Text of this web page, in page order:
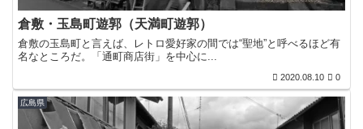
倉敷・玉島町遊郭（天満町遊郭）
倉敷の玉島町と言えば、レトロ愛好家の間では“聖地”と呼べるほど有
名なところだ。「通町商店街」を中心に...
2020.08.10 0
広島県